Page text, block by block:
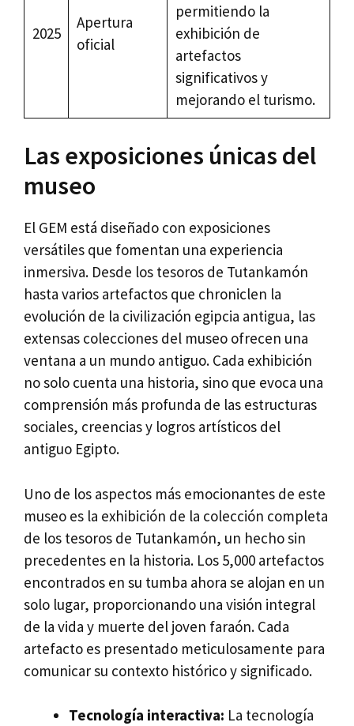
2025
Apertura
oficial
permitiendo la
exhibición de
artefactos
significativos y
mejorando el turismo.
Las exposiciones únicas del
museo
El GEM está diseñado con exposiciones
versátiles que fomentan una experiencia
inmersiva. Desde los tesoros de Tutankamón
hasta varios artefactos que chroniclen la
evolución de la civilización egipcia antigua, las
extensas colecciones del museo ofrecen una
ventana a un mundo antiguo. Cada exhibición
no solo cuenta una historia, sino que evoca una
comprensión más profunda de las estructuras
sociales, creencias y logros artísticos del
antiguo Egipto.
Uno de los aspectos más emocionantes de este
museo es la exhibición de la colección completa
de los tesoros de Tutankamón, un hecho sin
precedentes en la historia. Los 5,000 artefactos
encontrados en su tumba ahora se alojan en un
solo lugar, proporcionando una visión integral
de la vida y muerte del joven faraón. Cada
artefacto es presentado meticulosamente para
comunicar su contexto histórico y significado.
Tecnología interactiva: La tecnología